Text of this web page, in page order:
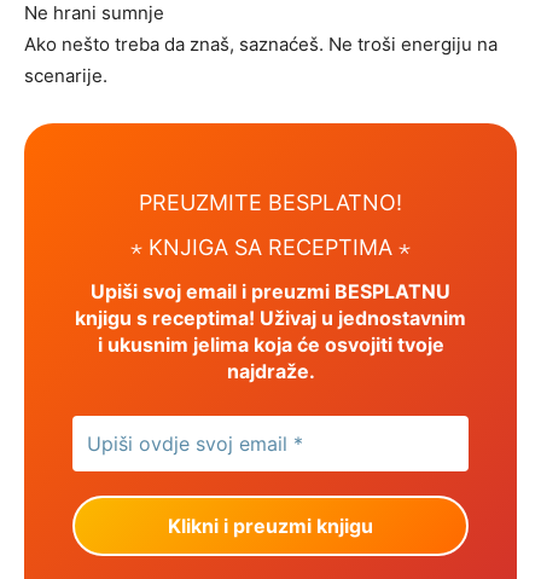
Ne hrani sumnje
Ako nešto treba da znaš, saznaćeš. Ne troši energiju na
scenarije.
PREUZMITE BESPLATNO!
⋆ KNJIGA SA RECEPTIMA ⋆
Upiši svoj email i preuzmi BESPLATNU
knjigu s receptima! Uživaj u jednostavnim
i ukusnim jelima koja će osvojiti tvoje
najdraže.